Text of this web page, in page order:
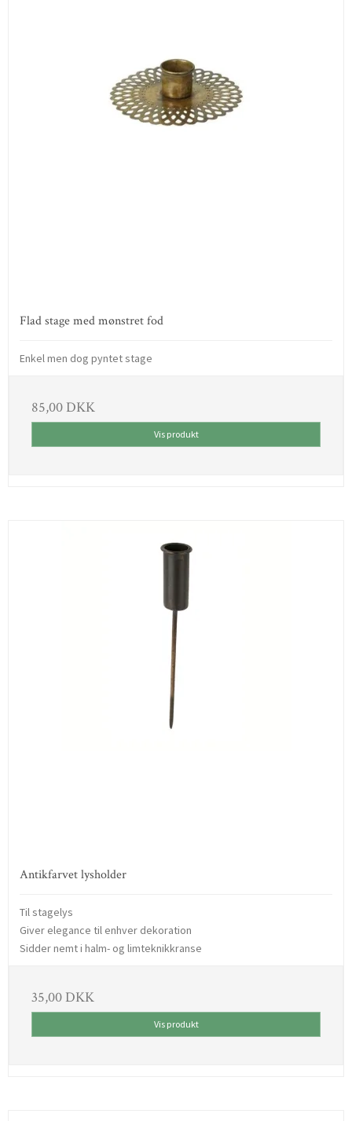
Flad stage med mønstret fod
Enkel men dog pyntet stage
85,00 DKK
Vis produkt
Antikfarvet lysholder
Til stagelys
Giver elegance til enhver dekoration
Sidder nemt i halm- og limteknikkranse
35,00 DKK
Vis produkt